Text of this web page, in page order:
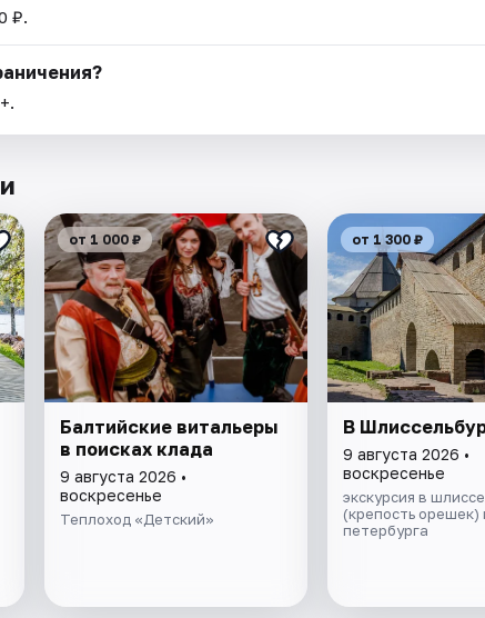
₽.
от 1 000 ₽
Балтийские витальеры
в поисках клада
9 августа 2026 •
воскресенье
Теплоход «Детский»
от 1 300 ₽
В
9 августа 2026 •
воскресенье
экскурсия в
(крепость орешек)
петербурга